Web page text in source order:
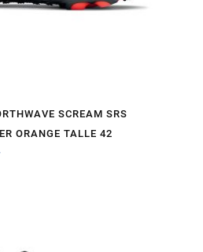
SCREAM SRS
ORANGE TALLE 42